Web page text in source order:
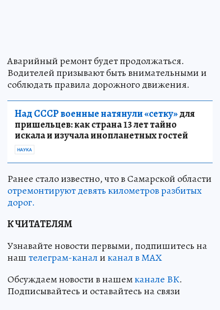
Аварийный ремонт будет продолжаться.
Водителей призывают быть внимательными и
соблюдать правила дорожного движения.
Над СССР военные натянули «сетку»для
пришельцев: как страна 13 лет тайно
искала и изучала инопланетных гостей
НАУКА
Ранее стало известно, что в Самарской области
отремонтируют девять километров разбитых
дорог.
К ЧИТАТЕЛЯМ
Узнавайте новости первыми, подпишитесь на
наштелеграм-каналиканал в МАХ
Обсуждаем новости в нашемканале ВК.
Подписывайтесь и оставайтесь на связи